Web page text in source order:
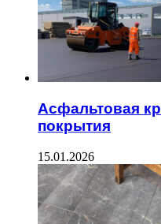
Асфальтовая
покрытия
15.01.2026